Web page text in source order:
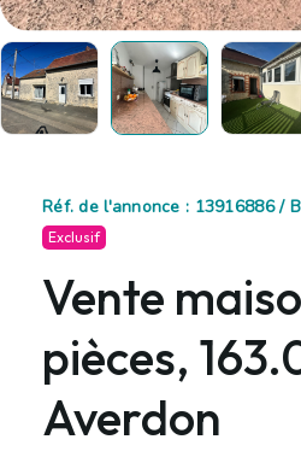
Réf. de l'annonce : 13916886 /
Exclusif
Vente
pièces,
Averdon